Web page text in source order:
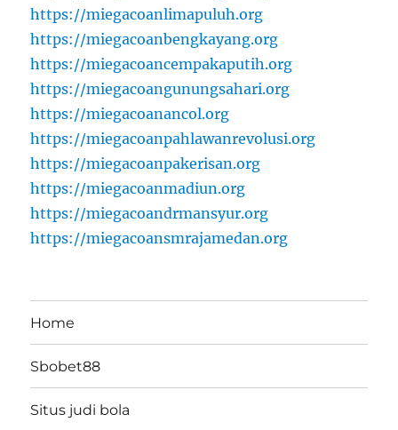
https://miegacoanlimapuluh.org
https://miegacoanbengkayang.org
https://miegacoancempakaputih.org
https://miegacoangunungsahari.org
https://miegacoanancol.org
https://miegacoanpahlawanrevolusi.org
https://miegacoanpakerisan.org
https://miegacoanmadiun.org
https://miegacoandrmansyur.org
https://miegacoansmrajamedan.org
Home
Sbobet88
Situs judi bola